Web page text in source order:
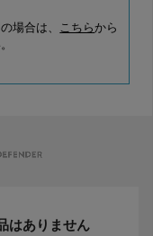
場合は、 こちらから
はありません